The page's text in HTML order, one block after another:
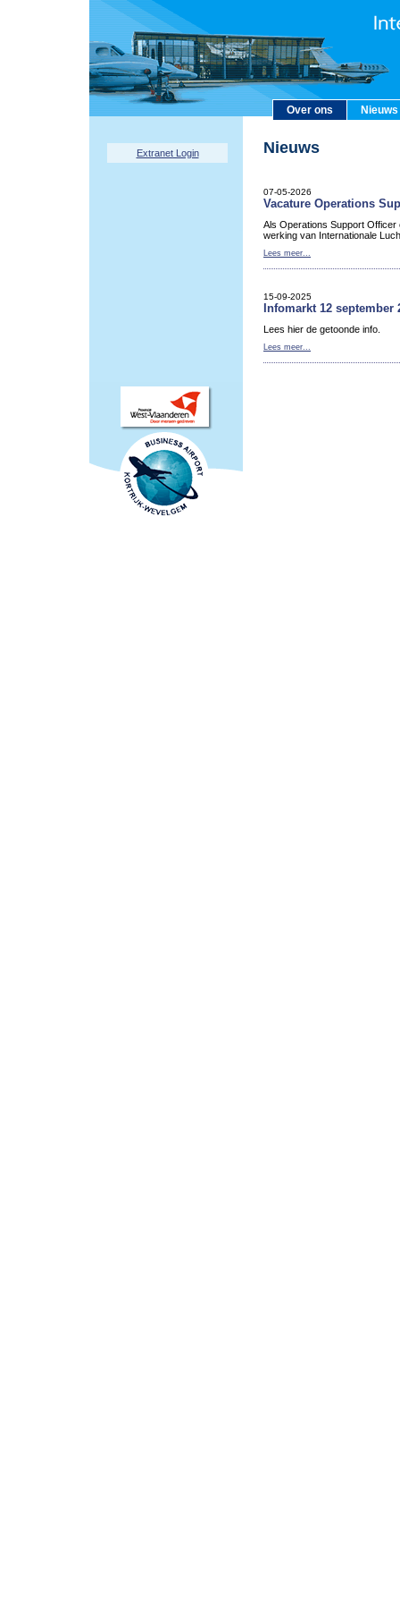
Over ons Nieuws
Extranet Login Nieuws
07-05-2026
Vacature Operations
Als Operations Support Officer
werking van Internationale
Lees meer...
15-09-2025
Infomarkt 12 september
Lees hier de getoonde info.
Lees meer...